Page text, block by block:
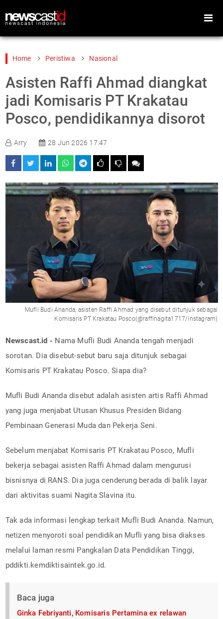
Home
Peristiwa
Sports
Video
Foto
Home Peristiwa Nasional
Asisten Raffi Ahmad diangkat
jadi Komisaris PT Krakatau
Posco, pendidikannya disorot
Arry 28 Jun 2026 17:47
Mufli Budi Ananda, asisten Raffi Ahmad yang disebut ditunjuk sebagai
Komisaris PT Krakatau Posco(@raffinagita1717/instagram)
Newscast.id - Nama Mufli Budi Ananda tengah menjadi
sorotan. Dia disebut-sebut baru saja ditunjuk sebagai
Komisaris PT Krakatau Posco. Siapa dia?
Mufli Budi Ananda disebut adalah asisten artis Raffi Ahmad
yang juga menjabat Utusan Khusus Presiden Bidang
Pembinaan Generasi Muda dan Pekerja Seni.
Sebelum menjabat Komisaris PT Krakatau Posco, Mufli
bekerja sebagai asisten Raffi Ahmad dalam mengurusi
bisnisnya di RANS. Dia juga cenderung berada di balik layar
dari aktivitas suami Nagita Slavina itu.
Tak ada informasi lengkap terkait Mufli Budi Ananda. Namun,
netizen menyoroti soal pendidikan Mufli yang bisa diakses
melalui laman resmi Pangkalan Data Pendidikan Tinggi,
pddikti.kemdiktisaintek.go.id.
Baca juga
Ginka Febriyanti, Komisaris Pertamina ex relawan